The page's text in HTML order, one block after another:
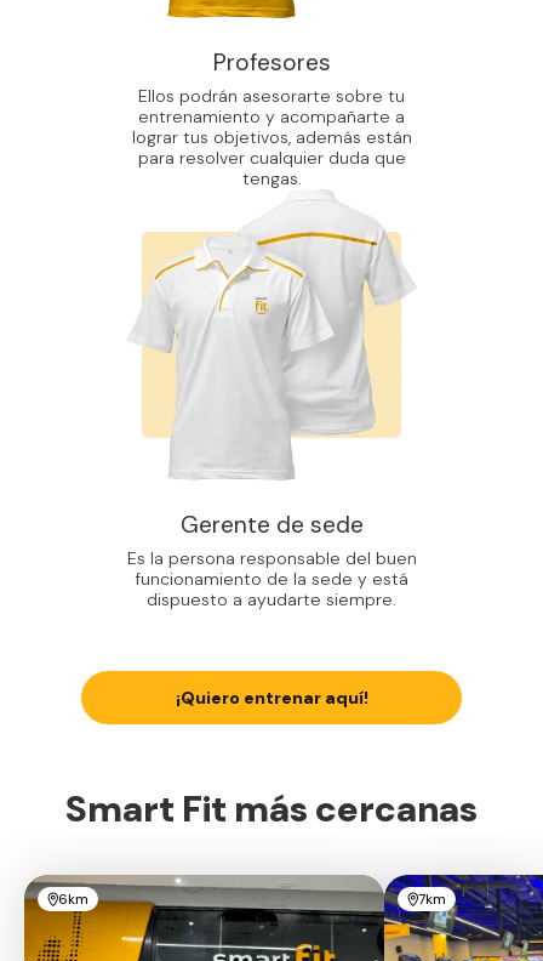
Profesores
Ellos podrán asesorarte sobre tu
entrenamiento y acompañarte a
lograr tus objetivos, además están
para resolver cualquier duda que
tengas.
Gerente de sede
Es la persona responsable del buen
funcionamiento de la sede y está
dispuesto a ayudarte siempre.
¡Quiero entrenar aquí!
Smart Fit más cercanas
6km 7km